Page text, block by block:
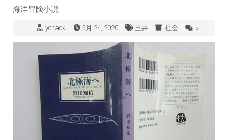
海洋冒険小説
yohaoki 5月 24, 2020 三井 社会 »